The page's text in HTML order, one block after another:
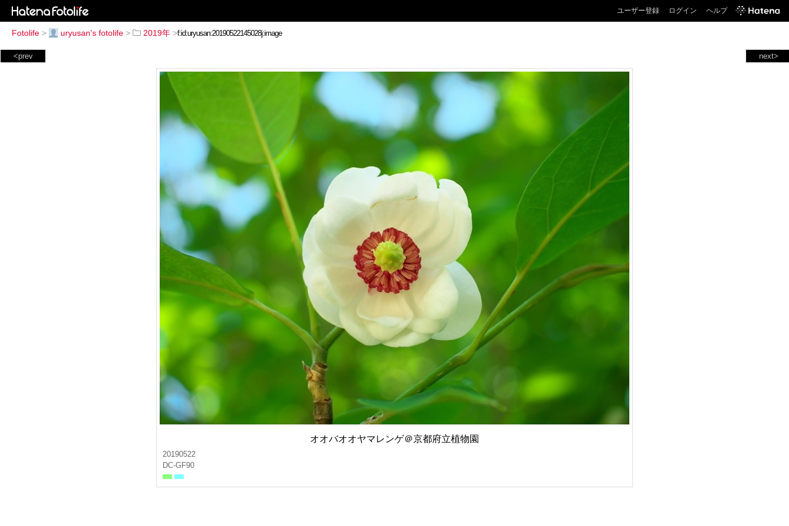
ユーザー登録 ログイン ヘルプ
Fotolife > uryusan's fotolife > 2019年 >
next>
<prev
オオバオオヤマレンゲ＠京都府立植物園
20190522
DC-GF90